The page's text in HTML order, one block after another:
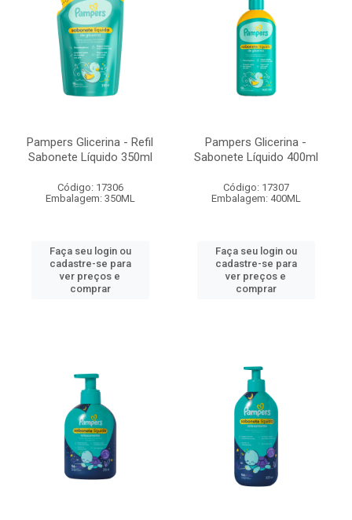
Pampers Glicerina - Refil
Sabonete Líquido 350ml
Código: 17306
Embalagem: 350ML
Faça seu login ou
cadastre-se para
ver preços e
comprar
Pampers Glicerina -
Sabonete Líquido 400ml
Código: 17307
Embalagem: 400ML
Faça seu login ou
cadastre-se para
ver preços e
comprar